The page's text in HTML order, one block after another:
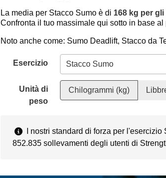
La media per Stacco Sumo è di 168 kg per
Confronta il tuo massimale qui sotto in base
Noto anche come: Sumo Deadlift, Stacco da
Esercizio
Unità di
peso
Chilogrammi (kg)
I nostri standard di forza per
852.835 sollevamenti degli utenti di